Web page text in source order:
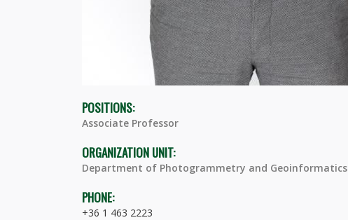
POSITIONS:
Associate Professor
ORGANIZATION UNIT:
Department of Photogrammetry and Geoinformatics
PHONE:
+36 1 463 2223